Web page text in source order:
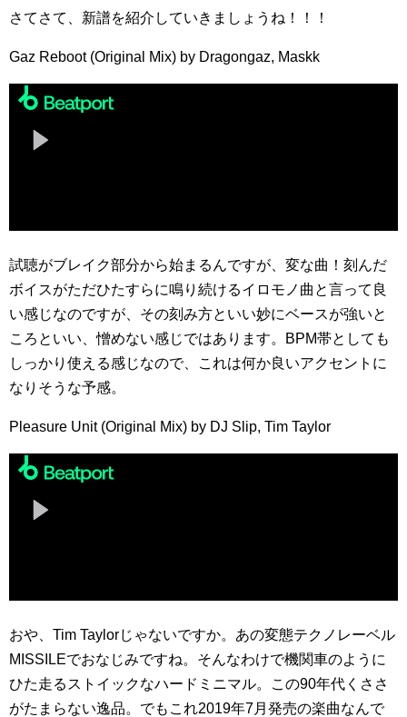
さてさて、新譜を紹介していきましょうね！！！
Gaz Reboot (Original Mix) by Dragongaz, Maskk
試聴がブレイク部分から始まるんですが、変な曲！刻んだ
ボイスがただひたすらに鳴り続けるイロモノ曲と言って良
い感じなのですが、その刻み方といい妙にベースが強いと
ころといい、憎めない感じではあります。BPM帯としても
しっかり使える感じなので、これは何か良いアクセントに
なりそうな予感。
Pleasure Unit (Original Mix) by DJ Slip, Tim Taylor
おや、Tim Taylorじゃないですか。あの変態テクノレーベル
MISSILEでおなじみですね。そんなわけで機関車のように
ひた走るストイックなハードミニマル。この90年代くささ
がたまらない逸品。でもこれ2019年7月発売の楽曲なんで